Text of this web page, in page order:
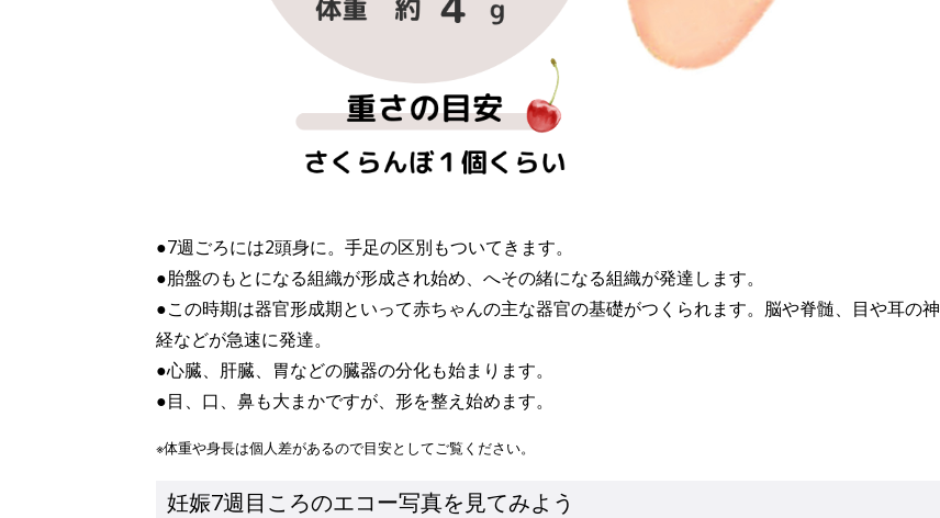
●7週ごろには2頭身に。手足の区別もついてきます。
●胎盤のもとになる組織が形成され始め、へその緒になる組織が発達します。
●この時期は器官形成期といって赤ちゃんの主な器官の基礎がつくられます。脳や脊髄、目や耳の神
経などが急速に発達。
●心臓、肝臓、胃などの臓器の分化も始まります。
●目、口、鼻も大まかですが、形を整え始めます。
※体重や身長は個人差があるので目安としてご覧ください。
妊娠7週目ころのエコー写真を見てみよう